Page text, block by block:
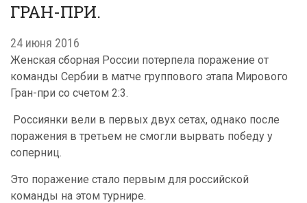
ГРАН-ПРИ.
24 июня 2016
Женская сборная России потерпела поражение от
команды Сербии в матче группового этапа Мирового
Гран-при со счетом 2:3.
Россиянки вели в первых двух сетах, однако после
поражения в третьем не смогли вырвать победу у
соперниц.
Это поражение стало первым для российской
команды на этом турнире.